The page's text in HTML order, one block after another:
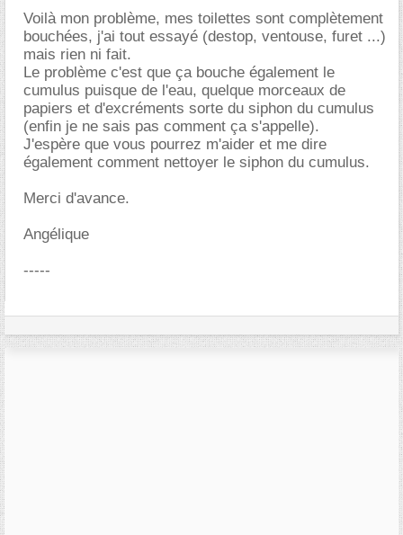
Voilà mon problème, mes toilettes sont complètement
bouchées, j'ai tout essayé (destop, ventouse, furet ...)
mais rien ni fait.
Le problème c'est que ça bouche également le
cumulus puisque de l'eau, quelque morceaux de
papiers et d'excréments sorte du siphon du cumulus
(enfin je ne sais pas comment ça s'appelle).
J'espère que vous pourrez m'aider et me dire
également comment nettoyer le siphon du cumulus.
Merci d'avance.
Angélique
-----